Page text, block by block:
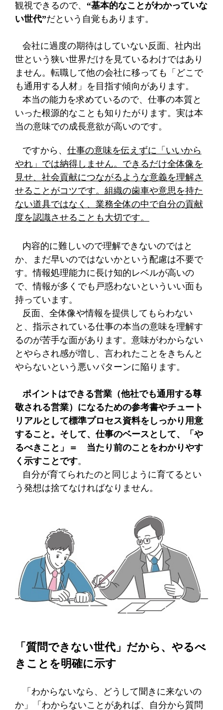
観視できるので、 “基本的なことがわかっていな
い世代”だという自覚もあります。
会社に過度の期待はしていない反面、社内出
世という狭い世界だけを見ているわけではあり
ません。転職して他の会社に移っても「どこで
も通用する人材」を目指す傾向があります。
本当の能力を求めているので、仕事の本質と
いった根源的なことも知りたがります。実は本
当の意味での成長意欲が高いのです。
ですから、 仕事の意味を伝えずに「いいから
やれ」では納得しません。できるだけ全体像を
見せ、社会貢献につながるような意義を理解さ
せることがコツです。組織の歯車や意思を持た
ない道具ではなく、業務全体の中で自分の貢献
度を認識させることも大切です。
内容的に難しいので理解できないのではと
か、まだ早いのではないかという配慮は不要で
す。情報処理能力に長け知的レベルが高いの
で、情報が多くでも戸惑わないといういい面も
持っています。
反面、全体像や情報を提供してもらわない
と、指示されている仕事の本当の意味を理解す
るのが苦手な面があります。意味がわからない
とやらされ感が増し、言われたことをきちんと
やらないという悪いパターンに陥ります。
ポイントはできる営業（他社でも通用する尊
敬される営業）になるための参考書やチュート
リアルとして標準プロセス資料をしっかり用意
すること。そして、仕事のベースとして、「や
るべきこと」＝ 当たり前のことをわかりやす
く示すことです。
自分が育てられたのと同じように育てるとい
う発想は捨てなければなりません。
「質問できない世代」だから、やるべ
きことを明確に示す
「わからないなら、どうして聞きに来ないの
か」「わからないことがあれば、自分から質問